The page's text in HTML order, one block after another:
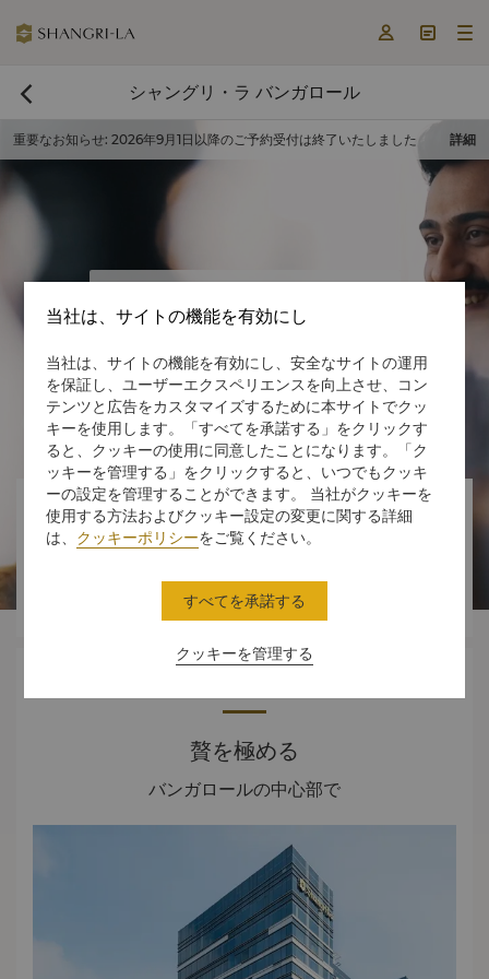
  
 シャングリ・ラ バンガロール
重要なお知らせ: 2026年9月1日以降のご予約受付は終了いたしました 詳細
 
 
ダイニング

体験

贅を極める
バンガロールの中心部で
当社は、サイトの機能を有効にし
当社は、サイトの機能を有効にし、安全なサイトの運用
を保証し、ユーザーエクスペリエンスを向上させ、コン
テンツと広告をカスタマイズするために本サイトでクッ
キーを使用します。「すべてを承諾する」をクリックす
ると、クッキーの使用に同意したことになります。「ク
ッキーを管理する」をクリックすると、いつでもクッキ
ーの設定を管理することができます。 当社がクッキーを
使用する方法およびクッキー設定の変更に関する詳細
は、 クッキーポリシーをご覧ください。
クッキーを管理する
すべてを承諾する